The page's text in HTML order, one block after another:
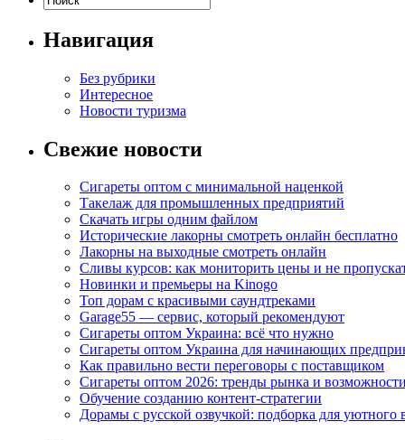
Навигация
Без рубрики
Интересное
Новости туризма
Свежие новости
Сигареты оптом с минимальной наценкой
Такелаж для промышленных предприятий
Скачать игры одним файлом
Исторические лакорны смотреть онлайн бесплатно
Лакорны на выходные смотреть онлайн
Сливы курсов: как мониторить цены и не
Новинки и премьеры на Kinogo
Топ дорам с красивыми саундтреками
Garage55 — сервис, который рекомендуют
Сигареты оптом Украина: всё что нужно
Сигареты оптом Украина для начинающих
Как правильно вести переговоры с поставщиком
Сигареты оптом 2026: тренды рынка и возможности
Обучение созданию контент-стратегии
Дорамы с русской озвучкой: подборка для уютного